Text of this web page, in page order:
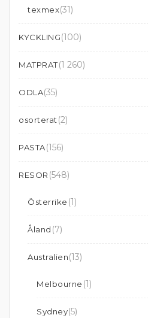
texmex(31)
KYCKLING(100)
MATPRAT(1 260)
ODLA(35)
osorterat(2)
PASTA(156)
RESOR (548)
Österrike (1)
Åland (7)
Australien(13)
Melbourne (1)
Sydney(5)